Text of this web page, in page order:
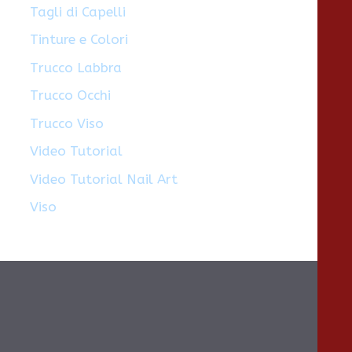
Tagli di Capelli
Tinture e Colori
Trucco Labbra
Trucco Occhi
Trucco Viso
Video Tutorial
Video Tutorial Nail Art
Viso